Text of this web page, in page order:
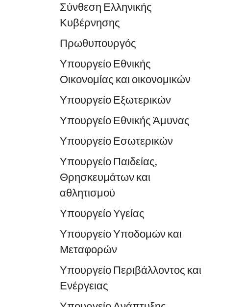
Σύνθεση Ελληνικής
Κυβέρνησης
Πρωθυπουργός
Υπουργείο Εθνικής
Οικονομίας και οικονομικών
Υπουργείο Εξωτερικών
Υπουργείο Εθνικής Άμυνας
Υπουργείο Εσωτερικών
Υπουργείο Παιδείας,
Θρησκευμάτων και
αθλητισμού
Υπουργείο Υγείας
Υπουργείο Υποδομών και
Μεταφορών
Υπουργείο Περιβάλλοντος και
Ενέργειας